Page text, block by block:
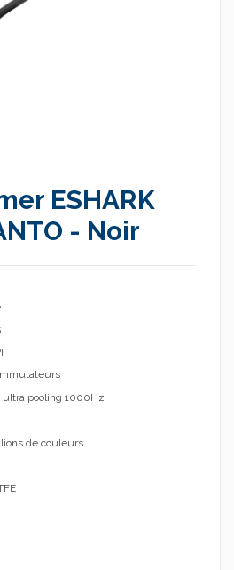
ESHARK
- Noir
ultra pooling 1000Hz
de couleurs